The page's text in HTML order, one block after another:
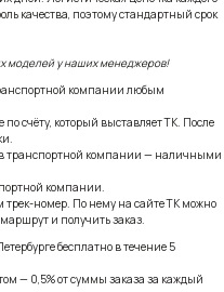
качества, поэтому стандартный срок
моделей у наших менеджеров!
компании любым
по счёту, который выставляет ТК. После
в транспортной компании — наличными
компании.
номер. По нему на сайте ТК можно
и получить заказ.
бесплатно в течение 5
— 0,5% от суммы заказа за каждый